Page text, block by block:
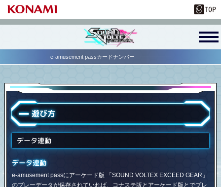
----------------
遊び方
データ連動
データ連動
e-amusement passにアーケード版 「SOUND VOLTEX EXCEED GEAR」
のプレーデータが保存されていれば、コナステ版とアーケード版とでプレ